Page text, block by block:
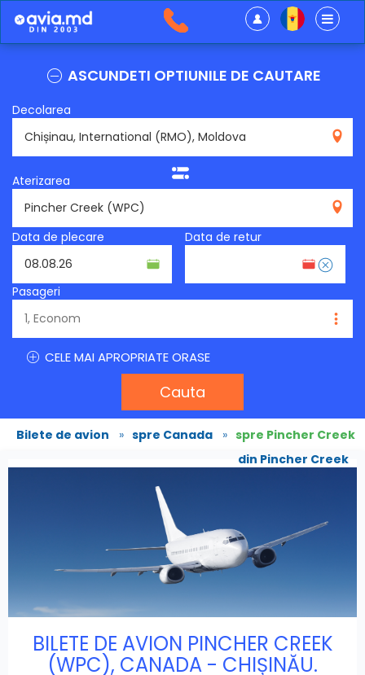
ASCUNDETI OPTIUNILE DE CAUTARE
Decolarea
Aterizarea
Data de plecare
Data de retur
Pasageri
CELE MAI APROPRIATE ORASE
Cauta
Bilete de avion » spre Canada » spre Pincher Creek
din Pincher Creek
BILETE DE AVION PINCHER CREEK
(WPC), CANADA - CHIȘINĂU.